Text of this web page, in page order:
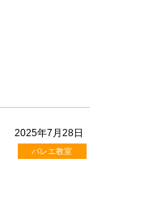
2025年7月28日
バレエ教室